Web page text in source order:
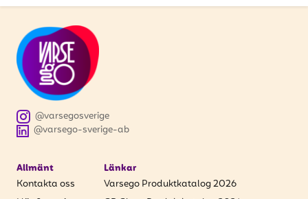
@varsego-sverige-ab
@varsegosverige
Allmänt
Kontakta oss
Länkar
Varsego Produktkatalog 2026